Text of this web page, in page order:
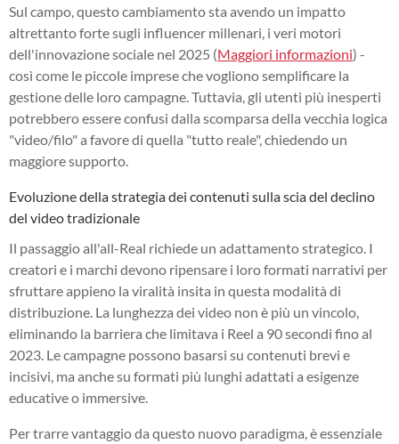
Sul campo, questo cambiamento sta avendo un impatto
altrettanto forte sugli influencer millenari, i veri motori
dell'innovazione sociale nel 2025 (Maggiori informazioni) -
così come le piccole imprese che vogliono semplificare la
gestione delle loro campagne. Tuttavia, gli utenti più inesperti
potrebbero essere confusi dalla scomparsa della vecchia logica
"video/filo" a favore di quella "tutto reale", chiedendo un
maggiore supporto.
Evoluzione della strategia dei contenuti sulla scia del declino
del video tradizionale
Il passaggio all'all-Real richiede un adattamento strategico. I
creatori e i marchi devono ripensare i loro formati narrativi per
sfruttare appieno la viralità insita in questa modalità di
distribuzione. La lunghezza dei video non è più un vincolo,
eliminando la barriera che limitava i Reel a 90 secondi fino al
2023. Le campagne possono basarsi su contenuti brevi e
incisivi, ma anche su formati più lunghi adattati a esigenze
educative o immersive.
Per trarre vantaggio da questo nuovo paradigma, è essenziale